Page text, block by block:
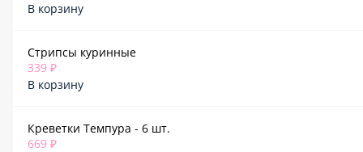
В корзину
Стрипсы куринные
339 ₽
В корзину
Креветки Темпура - 6 шт.
669 ₽